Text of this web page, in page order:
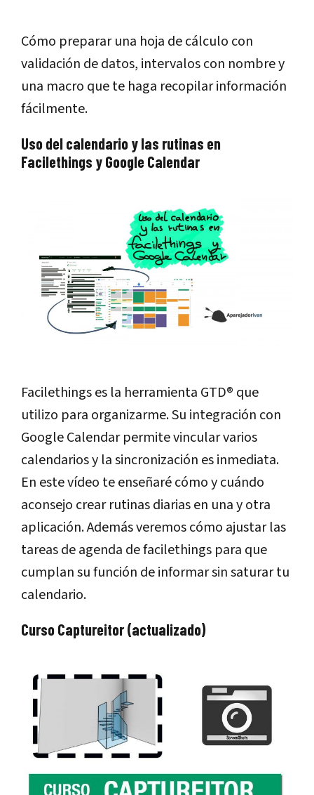
Cómo preparar una hoja de cálculo con
validación de datos, intervalos con nombre y
una macro que te haga recopilar información
fácilmente.
Uso del calendario y las rutinas en
Facilethings y Google Calendar
Facilethings es la herramienta GTD® que
utilizo para organizarme. Su integración con
Google Calendar permite vincular varios
calendarios y la sincronización es inmediata.
En este vídeo te enseñaré cómo y cuándo
aconsejo crear rutinas diarias en una y otra
aplicación. Además veremos cómo ajustar las
tareas de agenda de facilethings para que
cumplan su función de informar sin saturar tu
calendario.
Curso Captureitor (actualizado)